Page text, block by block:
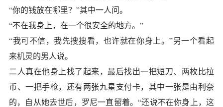
“你的钱放在哪里？”其中一人问。
“不在我身上，在一个很安全的地方。”
“我可不信，我先搜搜看，也许就在你身上。”另一个看起
来机灵的男人说。
二人真在他身上找了起来，最后找出一把短刀、两枚比拉
币、一把手枪，还有两张九星支付卡，其中一张是由利奈
的，自从她去世后，罗尼一直留着。“还说不在你身上，这